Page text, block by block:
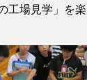
工場見学」を